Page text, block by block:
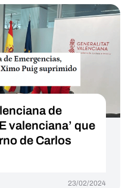
de
valenciana’ que
de Carlos
23/02/2024